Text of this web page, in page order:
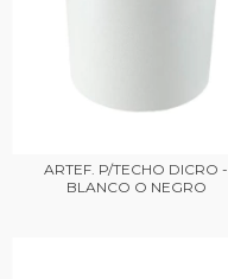
ARTEF. P/TECHO DICRO -
BLANCO O NEGRO